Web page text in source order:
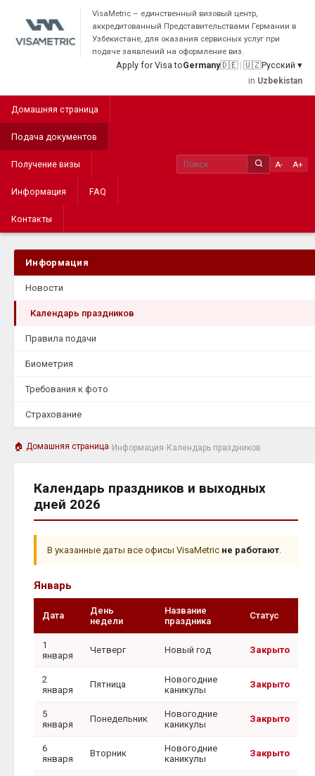
VisaMetric – единственный визовый центр,
аккредитованный Представительствами Германии в
Узбекистане, для оказания сервисных услуг при
подаче заявлений на оформление виз.
Apply for Visa toGermany🇩🇪 | 🇺🇿Русский ▾
in Uzbekistan
Домашняя страница
Подача документов
Получение визы
Информация FAQ
Контакты
A- A+
Информация
Новости
Календарь праздников
Правила подачи
Биометрия
Требования к фото
Страхование
🏠 Домашняя страница›Информация›Календарь праздников
Календарь праздников и выходных
дней 2026
В указанные даты все офисы VisaMetric не работают.
Январь
Дата
День
недели
Название
праздника
Статус
1
января
Четверг Новый год Закрыто
2
января
Пятница
Новогодние
каникулы
Закрыто
5
января
Понедельник
Новогодние
каникулы
Закрыто
6
января
Вторник
Новогодние
каникулы
Закрыто